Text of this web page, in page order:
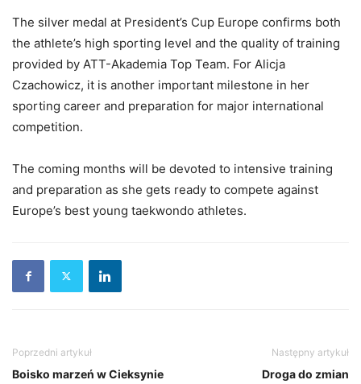
The silver medal at President’s Cup Europe confirms both
the athlete’s high sporting level and the quality of training
provided by ATT-Akademia Top Team. For Alicja
Czachowicz, it is another important milestone in her
sporting career and preparation for major international
competition.
The coming months will be devoted to intensive training
and preparation as she gets ready to compete against
Europe’s best young taekwondo athletes.
Poprzedni artykuł
Boisko marzeń w Cieksynie
Następny artykuł
Droga do zmian